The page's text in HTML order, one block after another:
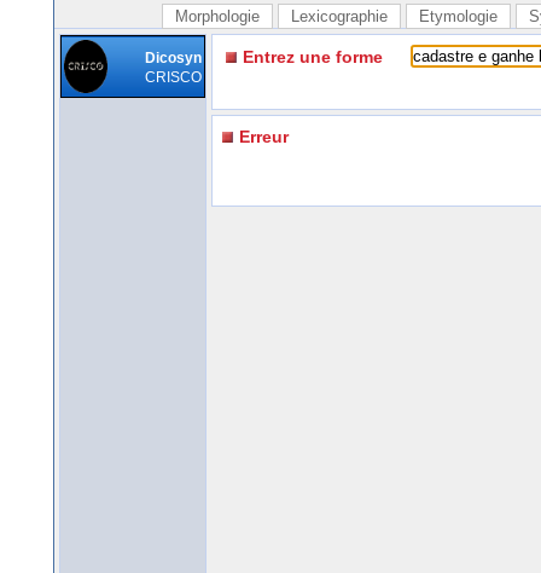
Morphologie Lexicographie Etymologie
Dicosyn
CRISCO
Entrez une forme
Erreur